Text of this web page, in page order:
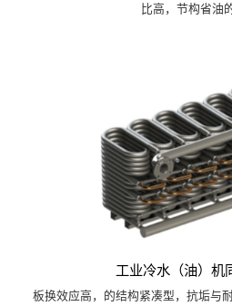
比高，节构省油
工业冷水（油）机
板换效应高，的结构紧凑型，抗垢与